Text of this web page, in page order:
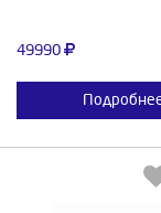
49990